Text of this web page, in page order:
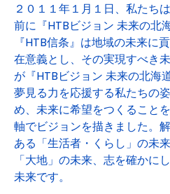
２０１１年１月１日、私たち
前に『HTBビジョン 未来の北
『HTB信条』は地域の未来に
在意義とし、その実現すべき
が『HTBビジョン 未来の北海
夢見る力を応援する私たちの
め、未来に希望をつくること
軸でビジョンを描きました。
ある「生活者・くらし」の未
「大地」の未来、志を確かに
未来です。